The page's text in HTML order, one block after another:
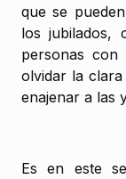
que se
los jubilados,
personas con
olvidar la
enajenar a las
Es en este